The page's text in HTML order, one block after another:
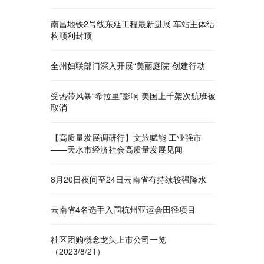
南昌地铁2号线东延工程最新进展 车站主体结
构顺利封顶
全州妇联部门深入开展“美丽庭院”创建行动
受热带风暴“希拉里”影响 美国上千架次航班被
取消
【高质量发展调研行】文旅赋能 工业强市
——天水市经济社会高质量发展见闻
8月20日夜间至24日云南省有持续较强降水
云南省4名选手入围杭州亚运会田径项目
社区团购概念龙头上市公司一览
（2023/8/21）